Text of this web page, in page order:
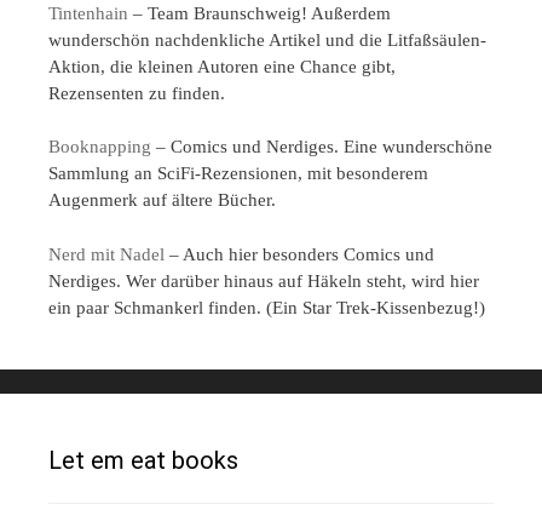
Tintenhain – Team Braunschweig! Außerdem
wunderschön nachdenkliche Artikel und die Litfaßsäulen-
Aktion, die kleinen Autoren eine Chance gibt,
Rezensenten zu finden.
Booknapping – Comics und Nerdiges. Eine wunderschöne
Sammlung an SciFi-Rezensionen, mit besonderem
Augenmerk auf ältere Bücher.
Nerd mit Nadel – Auch hier besonders Comics und
Nerdiges. Wer darüber hinaus auf Häkeln steht, wird hier
ein paar Schmankerl finden. (Ein Star Trek-Kissenbezug!)
Let em eat books